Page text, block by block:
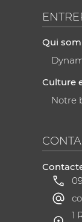
Qui
Culture
Notre
1